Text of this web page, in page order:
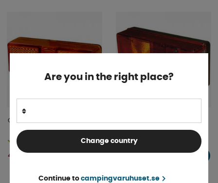
Glas till sidomarkeringljus
48 kr
Finns i lager
Are you in the right place?
Change country
Continue to campingvaruhuset.se